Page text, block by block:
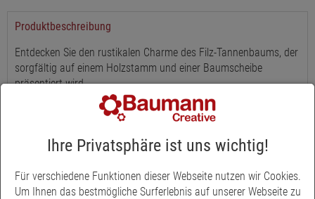
Produktbeschreibung
Entdecken Sie den rustikalen Charme des Filz-Tannenbaums, der
sorgfältig auf einem Holzstamm und einer Baumscheibe
präsentiert wird.
Mit einer Höhe von 18 cm und einer Breite von 10,5 cm passt
dieser Tannenbaum perfekt auf jede Tischplatte oder
Fensterbank. Das natürliche Grün und die sortierten Muster
verleihen jeder Weihnachtsdekoration eine warme, einladende
Note. Jeder Baum ist mit einem filigranen Stern verziert, was ihn
zu einer idealen Geschenkidee macht.
Ihre Privatsphäre ist uns wichtig!
Für verschiedene Funktionen dieser Webseite nutzen wir Cookies.
Um Ihnen das bestmögliche Surferlebnis auf unserer Webseite zu